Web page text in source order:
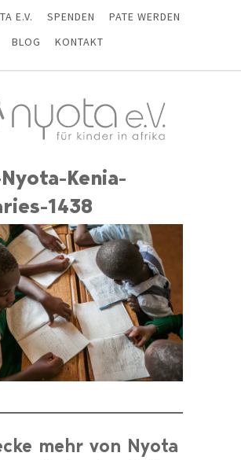
E.V. SPENDEN
PATE WERDEN
BLOG KONTAKT
Kenia-
1438
mehr von Nyota